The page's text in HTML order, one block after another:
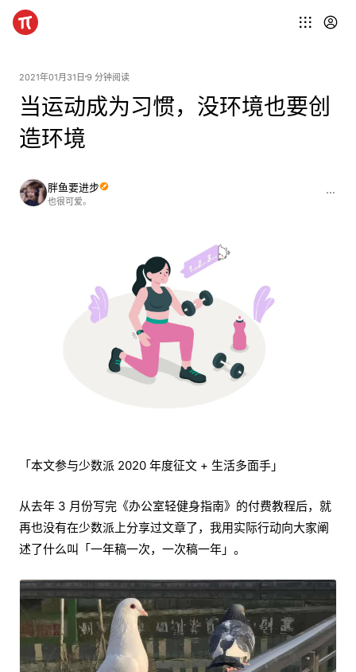
2021年01月31日 9 分钟阅读
当运动成为习惯，没环境也要创
造环境
胖鱼要进步
也很可爱。
「本文参与少数派 2020 年度征文 + 生活多面手」
从去年 3 月份写完《办公室轻健身指南》的付费教程后，就
再也没有在少数派上分享过文章了，我用实际行动向大家阐
述了什么叫「一年稿一次，一次稿一年」。